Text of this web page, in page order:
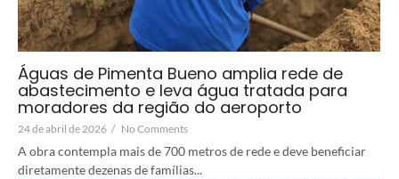
Águas de Pimenta Bueno amplia rede de
abastecimento e leva água tratada para
moradores da região do aeroporto
24 de abril de 2026 / No Comments
A obra contempla mais de 700 metros de rede e deve beneficiar
diretamente dezenas de famílias...